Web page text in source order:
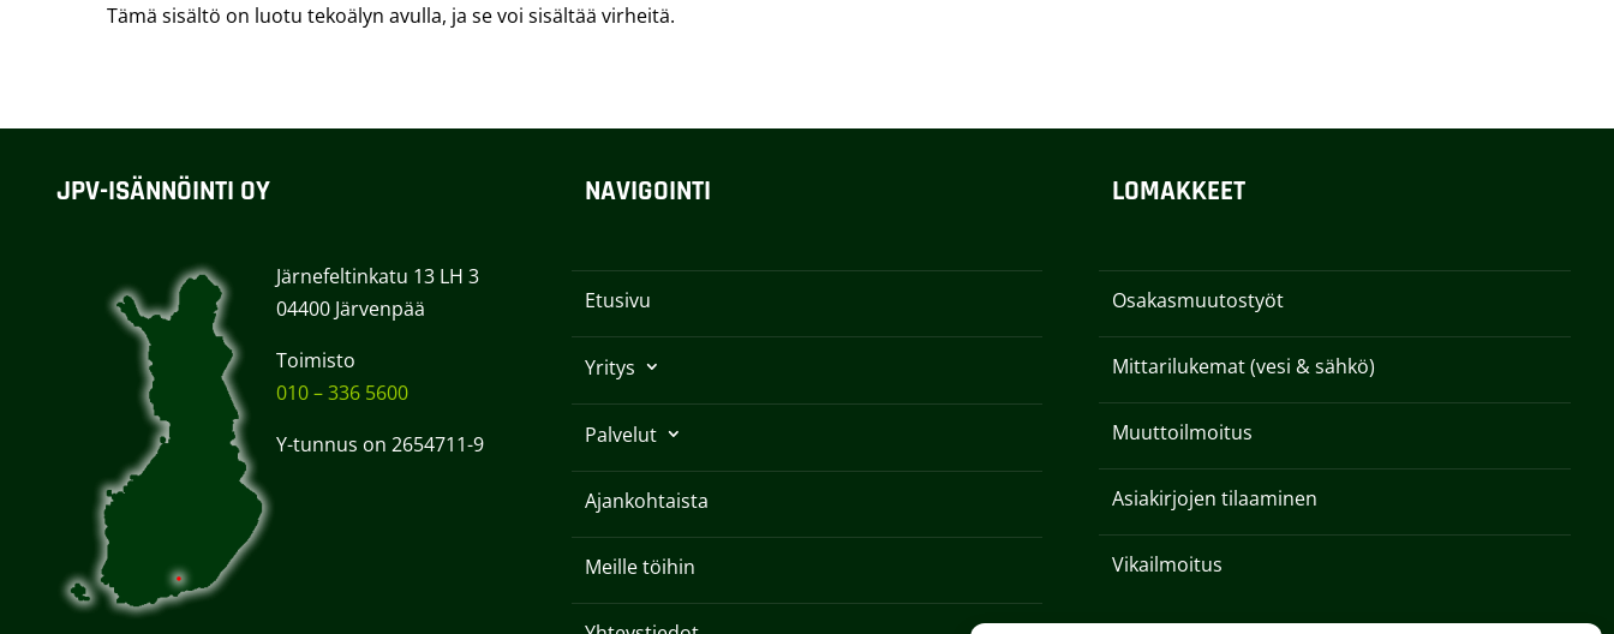
Tämä sisältö on luotu tekoälyn avulla, ja se voi sisältää virheitä.
JPV-ISÄNNÖINTI OY
Järnefeltinkatu 13 LH 3
04400 Järvenpää
Toimisto
010 – 336 5600
Y-tunnus on 2654711-9
NAVIGOINTI
Etusivu
Yritys
Palvelut
Ajankohtaista
Meille töihin
LOMAKKEET
Osakasmuutostyöt
Mittarilukemat (vesi & sähkö)
Muuttoilmoitus
Asiakirjojen tilaaminen
Vikailmoitus